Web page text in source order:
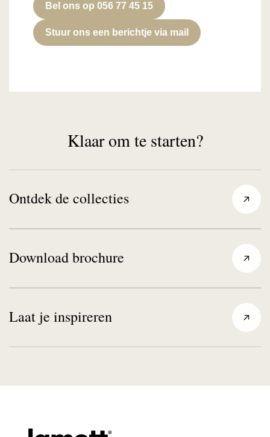
Bel ons op 056 77 45 15
Stuur ons een berichtje via mail
Klaar om te starten?
Ontdek de collecties
Download brochure
Laat je inspireren